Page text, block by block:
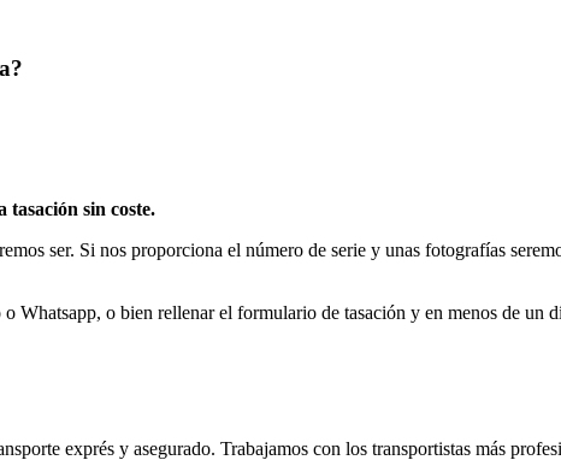
tasación sin coste.
ser. Si nos proporciona el número de serie y unas fotografías
Whatsapp, o bien rellenar el formulario de tasación y en menos de un
exprés y asegurado. Trabajamos con los transportistas más